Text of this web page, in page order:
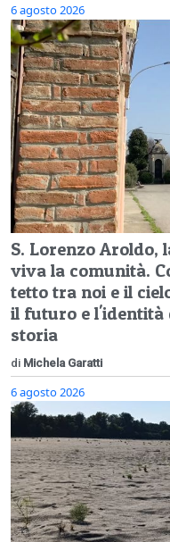
6 agosto 2026
S. Lorenzo Aroldo,
viva la comunità.
tetto tra noi e il
il futuro e l'identità
storia
di Michela Garatti
6 agosto 2026